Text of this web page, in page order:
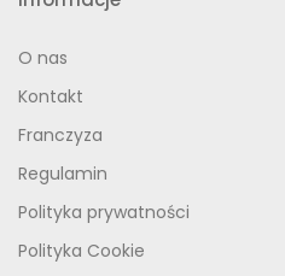
O nas
Kontakt
Franczyza
Regulamin
Polityka prywatności
Polityka Cookie